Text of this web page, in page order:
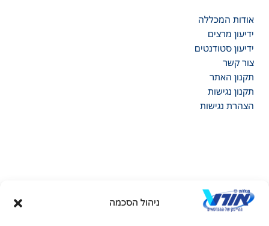
ניהול הסכמה
אודות המכללה
ידיעון מרצים
ידיעון סטודנטים
צור קשר
תקנון האתר
תקנון נגישות
הצהרת נגישות
טקסט